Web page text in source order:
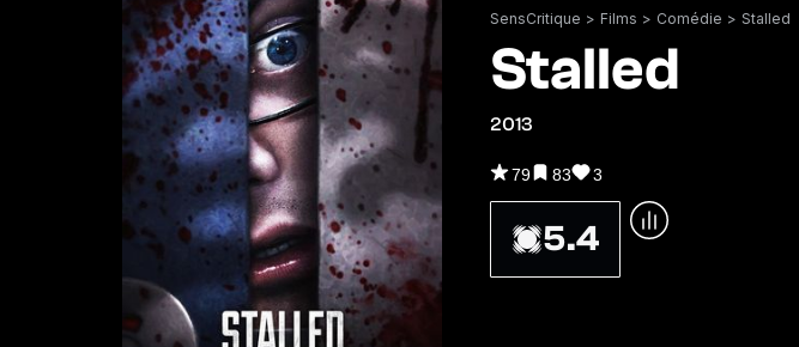
SensCritique > Films > Comédie > Stalled
Stalled
2013
79 83 3
5.4